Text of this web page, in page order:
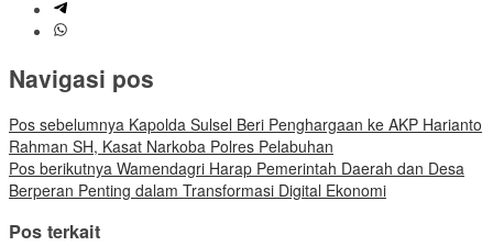
Navigasi pos
Pos sebelumnya Kapolda Sulsel Beri Penghargaan ke AKP Harianto
Rahman SH, Kasat Narkoba Polres Pelabuhan
Pos berikutnya Wamendagri Harap Pemerintah Daerah dan Desa
Berperan Penting dalam Transformasi Digital Ekonomi
Pos terkait